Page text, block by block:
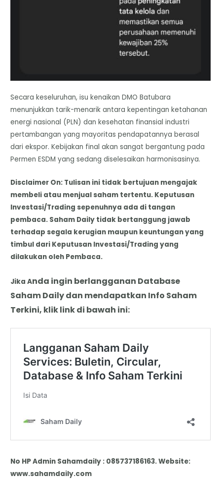
Secara keseluruhan, isu kenaikan DMO Batubara
menunjukkan tarik-menarik antara kepentingan ketahanan
energi nasional (PLN) dan kesehatan finansial industri
pertambangan yang mayoritas pendapatannya berasal
dari ekspor. Kebijakan final akan sangat bergantung pada
Permen ESDM yang sedang diselesaikan harmonisasinya.
Disclaimer On: Tulisan ini tidak bertujuan mengajak
membeli atau menjual saham tertentu. Keputusan
Investasi/Trading sepenuhnya ada di tangan
pembaca. Saham Daily tidak bertanggung jawab
terhadap segala kerugian maupun keuntungan yang
timbul dari Keputusan Investasi/Trading yang
dilakukan oleh Pembaca.
Jika Anda ingin berlangganan Database
Saham Daily dan mendapatkan Info Saham
Terkini, klik link di bawah ini:
No HP Admin Sahamdaily : 085737186163. Website:
www.sahamdaily.com